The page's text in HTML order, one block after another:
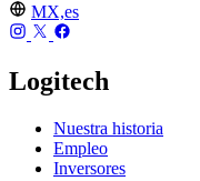
MX,es
Logitech
Nuestra historia
Empleo
Inversores